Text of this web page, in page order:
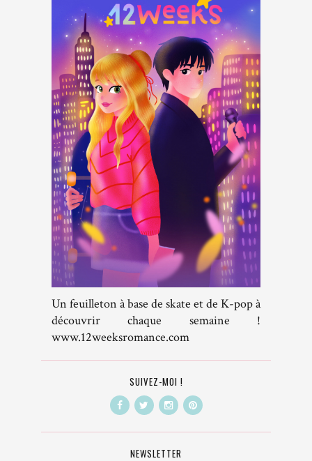
Un feuilleton à base de skate et de K-pop à
découvrir chaque semaine !
www.12weeksromance.com
SUIVEZ-MOI !
NEWSLETTER